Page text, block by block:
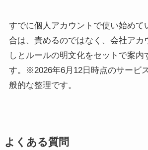
すでに個人アカウントで使い始めて
合は、責めるのではなく、会社アカ
しとルールの明文化をセットで案内
す。※2026年6月12日時点のサービ
般的な整理です。
よくある質問